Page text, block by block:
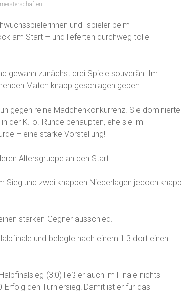
und -spieler beim
am Start – und lieferten durchweg tolle
gewann zunächst drei Spiele souverän. Im
Match knapp geschlagen geben.
gegen reine Mädchenkonkurrenz. Sie dominierte
der K.-o.-Runde behaupten, ehe sie im
– eine starke Vorstellung!
Altersgruppe an den Start.
Sieg und zwei knappen Niederlagen jedoch knapp
starken Gegner ausschied.
und belegte nach einem 1:3 dort einen
(3:0) ließ er auch im Finale nichts
den Turniersieg! Damit ist er für das